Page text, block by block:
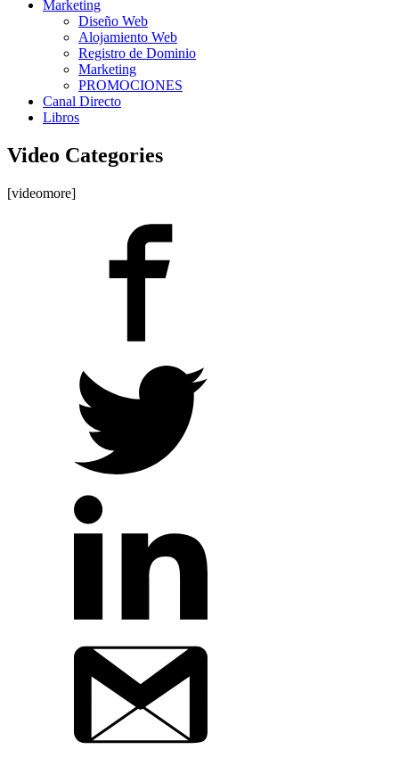
Marketing
Diseño Web
Alojamiento Web
Registro de Dominio
Marketing
PROMOCIONES
Canal Directo
Libros
Video Categories
[videomore]